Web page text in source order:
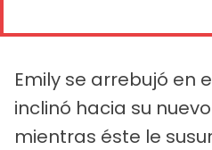
Emily se arrebujó en
inclinó hacia su
mientras éste le